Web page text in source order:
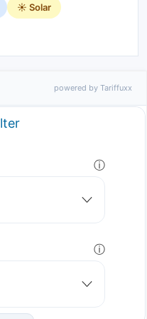
☀️ Solar
powered by Tariffuxx